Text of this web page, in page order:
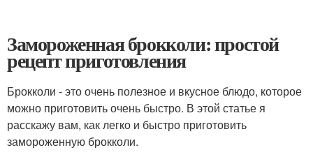
Замороженная брокколи: простой
рецепт приготовления
Брокколи - это очень полезное и вкусное блюдо, которое
можно приготовить очень быстро. В этой статье я
расскажу вам, как легко и быстро приготовить
замороженную брокколи.